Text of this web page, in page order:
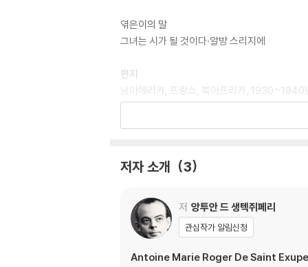
엮은이의 말
그녀는 시가 될 것이다·알방 스리지에
편지
남아메리카, 프랑스, 북아프리카, 1930~1940
뉴욕, 1940년 12월~1943년 4월
앙투안 드 생텍쥐페리가 앙리 드 세고뉴에게 보
저자 소개 3
저 앙투안 드 생텍쥐페리
관심작가 알림신청
Antoine Marie Roger De Saint